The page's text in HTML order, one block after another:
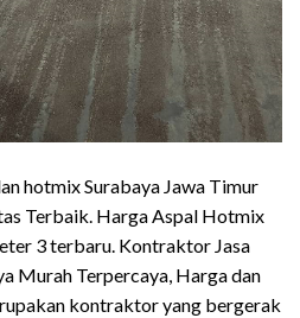
hotmix Surabaya Jawa Timur
Terbaik. Harga Aspal Hotmix
3 terbaru. Kontraktor Jasa
Murah Terpercaya, Harga dan
kontraktor yang bergerak